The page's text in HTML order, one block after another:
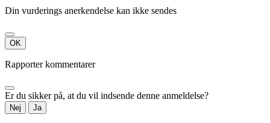
Din vurderings anerkendelse kan ikke sendes
OK
Rapporter kommentarer
Er du sikker på, at du vil indsende denne anmeldelse?
Nej Ja